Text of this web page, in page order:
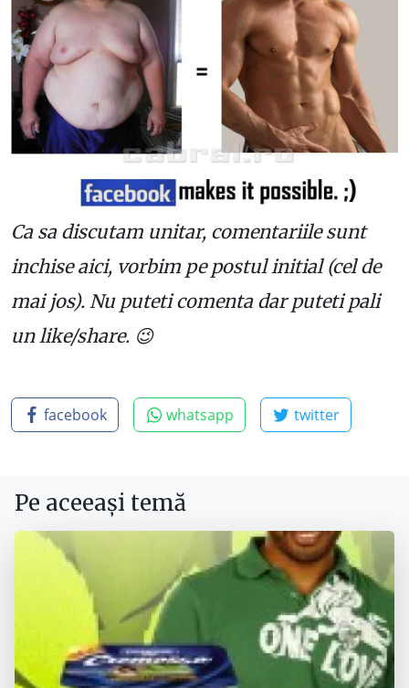
Ca sa discutam unitar, comentariile sunt
inchise aici, vorbim pe postul initial (cel de
mai jos). Nu puteti comenta dar puteti pali
un like/share. 😉
facebook whatsapp twitter
Pe aceeași temă